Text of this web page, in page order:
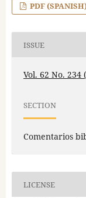
PDF
ISSUE
Vol. 62 No.
SECTION
Comentarios
LICENSE